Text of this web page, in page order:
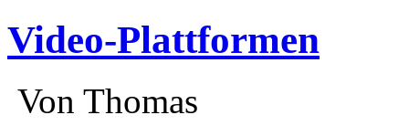
Video-Plattformen
Von Thomas